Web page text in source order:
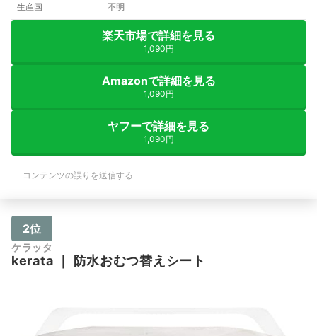
生産国 不明
楽天市場で詳細を見る
1,090円
Amazonで詳細を見る
1,090円
ヤフーで詳細を見る
1,090円
コンテンツの誤りを送信する
2位
ケラッタ
kerata ｜ 防水おむつ替えシート